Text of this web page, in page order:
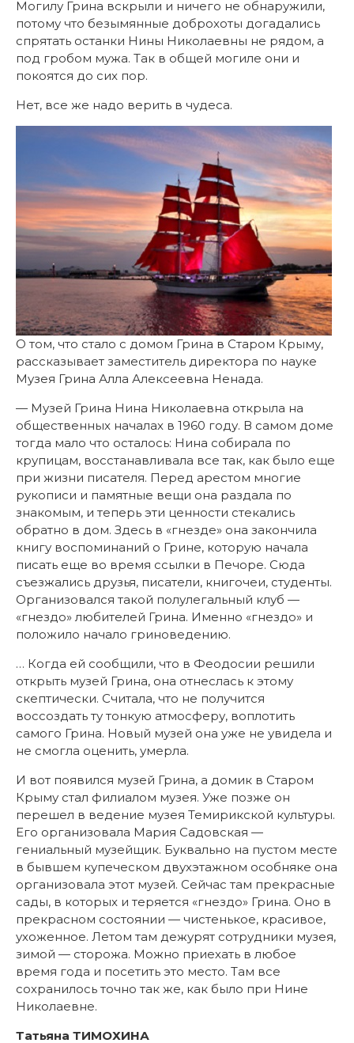
Могилу Грина вскрыли и ничего не обнаружили,
потому что безымянные доброхоты догадались
спрятать останки Нины Николаевны не рядом, а
под гробом мужа. Так в общей могиле они и
покоятся до сих пор.
Нет, все же надо верить в чудеса.
О том, что стало с домом Грина в Старом Крыму,
рассказывает заместитель директора по науке
Музея Грина Алла Алексеевна Ненада.
— Музей Грина Нина Николаевна открыла на
общественных началах в 1960 году. В самом доме
тогда мало что осталось: Нина собирала по
крупицам, восстанавливала все так, как было еще
при жизни писателя. Перед арестом многие
рукописи и памятные вещи она раздала по
знакомым, и теперь эти ценности стекались
обратно в дом. Здесь в «гнезде» она закончила
книгу воспоминаний о Грине, которую начала
писать еще во время ссылки в Печоре. Сюда
съезжались друзья, писатели, книгочеи, студенты.
Организовался такой полулегальный клуб —
«гнездо» любителей Грина. Именно «гнездо» и
положило начало гриноведению.
… Когда ей сообщили, что в Феодосии решили
открыть музей Грина, она отнеслась к этому
скептически. Считала, что не получится
воссоздать ту тонкую атмосферу, воплотить
самого Грина. Новый музей она уже не увидела и
не смогла оценить, умерла.
И вот появился музей Грина, а домик в Старом
Крыму стал филиалом музея. Уже позже он
перешел в ведение музея Темирикской культуры.
Его организовала Мария Садовская —
гениальный музейщик. Буквально на пустом месте
в бывшем купеческом двухэтажном особняке она
организовала этот музей. Сейчас там прекрасные
сады, в которых и теряется «гнездо» Грина. Оно в
прекрасном состоянии — чистенькое, красивое,
ухоженное. Летом там дежурят сотрудники музея,
зимой — сторожа. Можно приехать в любое
время года и посетить это место. Там все
сохранилось точно так же, как было при Нине
Николаевне.
Татьяна ТИМОХИНА